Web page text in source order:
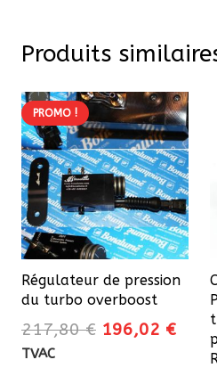
Produits
PROMO !
Régulateur de pression
du turbo overboost
217,80€ Le
196,02 €Le
TVAC